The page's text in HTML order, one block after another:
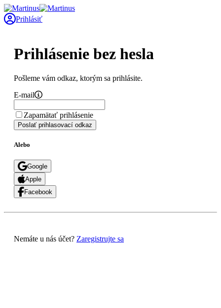
Prihlásiť
Prihlásenie bez hesla
Pošleme vám odkaz, ktorým sa prihlásite.
E-mail
Zapamätať prihlásenie
Poslať prihlasovací odkaz
Alebo
Google
Apple
Facebook
Nemáte u nás účet? Zaregistrujte sa